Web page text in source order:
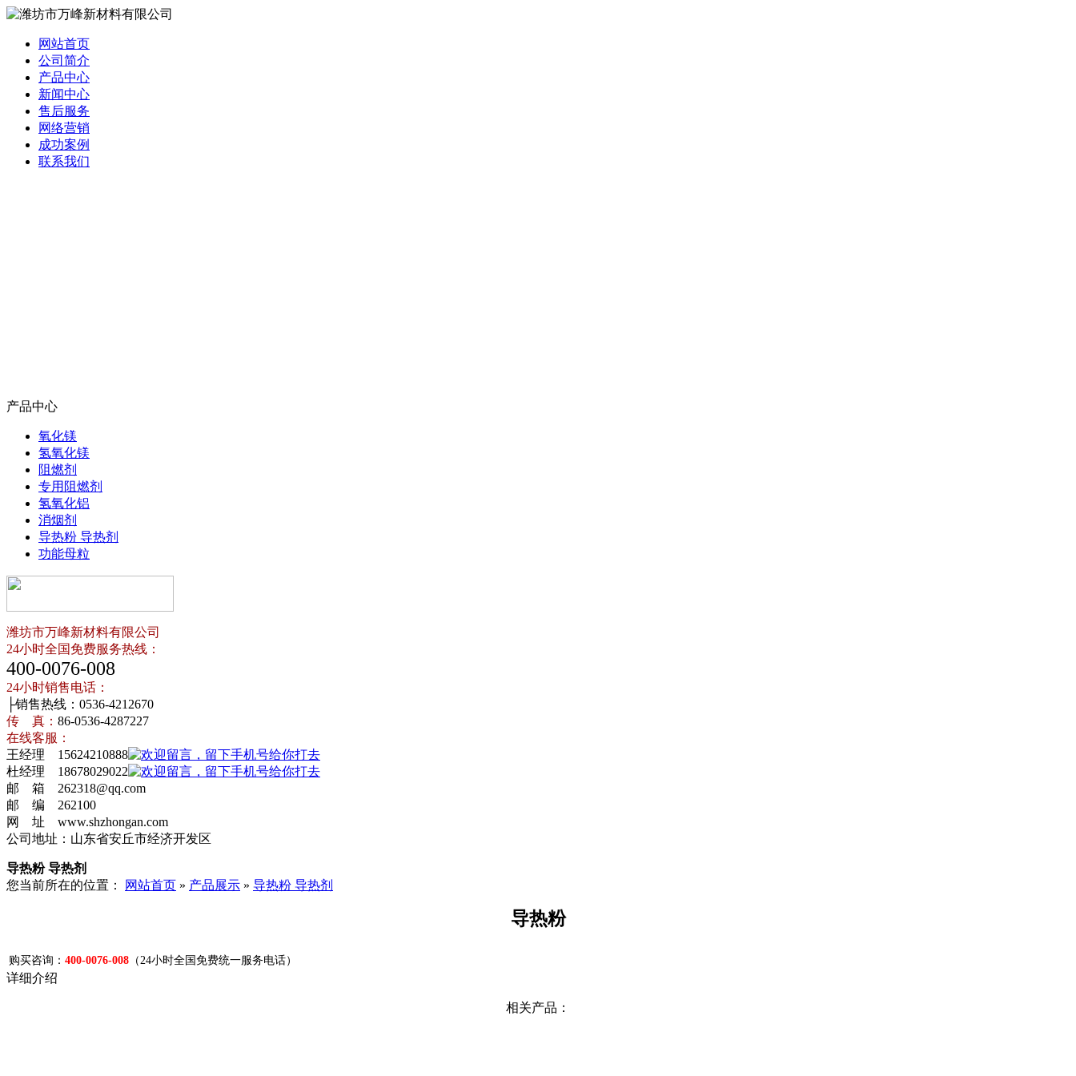
网站首页
公司简介
产品中心
新闻中心
售后服务
网络营销
成功案例
联系我们
产品中心
氧化镁
氢氧化镁
阻燃剂
专用阻燃剂
氢氧化铝
消烟剂
导热粉 导热剂
功能母粒
潍坊市万峰新材料有限公司
24小时全国免费服务热线：
400-0076-008
24小时销售电话：
├销售热线：0536-4212670
传 真： 86-0536-4287227
在线客服：
王经理 15624210888
杜经理 18678029022
邮 箱 262318@qq.com
邮 编 262100
网 址 www.shzhongan.com
公司地址：山东省安丘市经济开发区
导热粉 导热剂
您当前所在的位置：
网站首页 » 产品展示 » 导热粉 导热剂
导热粉
购买咨询： 400-0076-008 （24小时全国免费统一服务电话）
详细介绍
相关产品：